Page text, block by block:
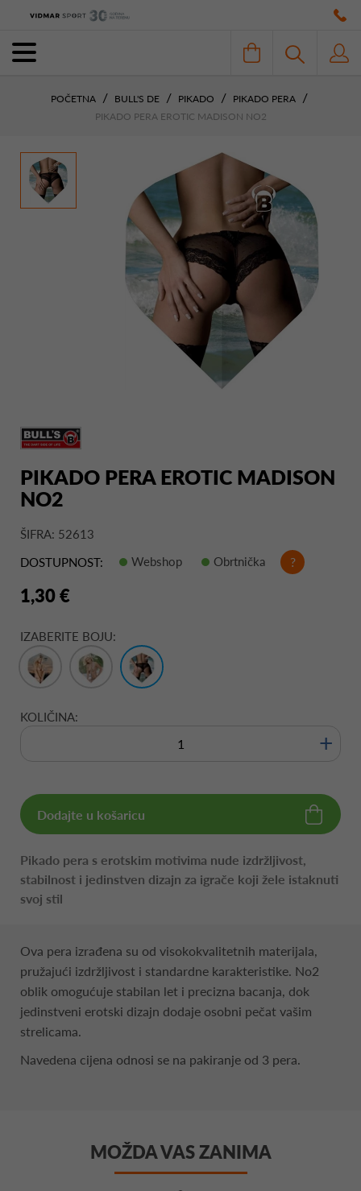
POČETNA BULL'S DE PIKADO
PIKADO PERA
PIKADO PERA EROTIC MADISON NO2
PIKADO PERA EROTIC MADISON
NO2
ŠIFRA: 52613
DOSTUPNOST:
Webshop Obrtnička ?
1,30 €
IZABERITE BOJU:
KOLIČINA:
+
Dodajte u košaricu
Pikado pera s erotskim motivima nude izdržljivost,
stabilnost i jedinstven dizajn za igrače koji žele istaknuti
svoj stil
Ova pera izrađena su od visokokvalitetnih materijala,
pružajući izdržljivost i standardne karakteristike. No2
oblik omogućuje stabilan let i precizna bacanja, dok
jedinstveni erotski dizajn dodaje osobni pečat vašim
strelicama.
Navedena cijena odnosi se na pakiranje od 3 pera.
MOŽDA VAS ZANIMA